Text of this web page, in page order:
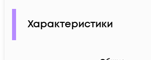
Характеристики